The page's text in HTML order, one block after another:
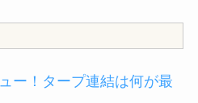
ー！タープ連結は何が最